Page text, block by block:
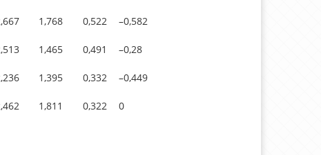
1,768
1,465
1,395
1,811
0,522
0,491
0,332
0,322
–0,582
–0,28
–0,449
0